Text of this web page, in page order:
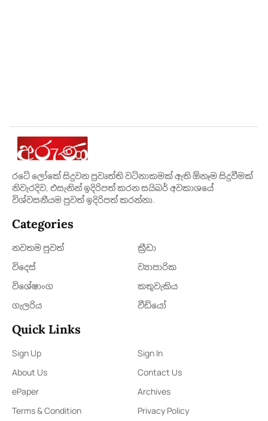
රටේ ලෝකේ සිදුවන ප්‍රවෘත්ති වටිනාකමක් ඇති ඕනෑම සිදුවීමක්
නිවැරදිව, එසැනින් ඉදිරිපත් කරන සයිබර් අවකාශයේ
විශ්වසනීයම පුවත් ඉදිරිපත් කරන්නා.
Categories
නවතම පුවත්
ක්‍රී​ඩා
විදෙස්
ව්‍යාපාරික
විශේෂාංග
කතුවැකිය
ගැලරිය
වීඩියෝ
Quick Links
Sign Up
Sign In
About Us
Contact Us
ePaper
Archives
Terms & Condition
Privacy Policy